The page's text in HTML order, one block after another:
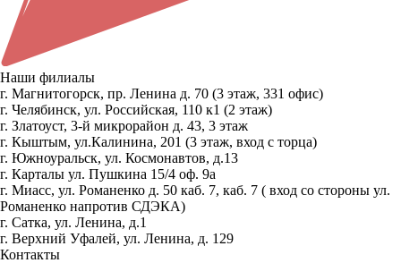
Наши филиалы
г. Магнитогорск, пр. Ленина д. 70 (3 этаж, 331 офис)
г. Челябинск, ул. Российская, 110 к1 (2 этаж)
г. Златоуст, 3-й микрорайон д. 43, 3 этаж
г. Кыштым, ул.Калинина, 201 (3 этаж, вход с торца)
г. Южноуральск, ул. Космонавтов, д.13
г. Карталы ул. Пушкина 15/4 оф. 9а
г. Миасс, ул. Романенко д. 50 каб. 7, каб. 7 ( вход со стороны ул.
Романенко напротив СДЭКА)
г. Сатка, ул. Ленина, д.1
г. Верхний Уфалей, ул. Ленина, д. 129
Контакты